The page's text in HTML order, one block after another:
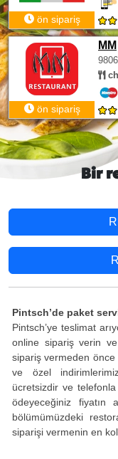
ön sipariş
MM
ön sipariş
Bir
Pintsch’de paket
Pintsch’ye teslimat
online sipariş verin ve
sipariş vermeden önce
ve özel
ücretsizdir ve
ödeyeceğiniz fiyatın
bölümümüzdeki
siparişi vermenin en